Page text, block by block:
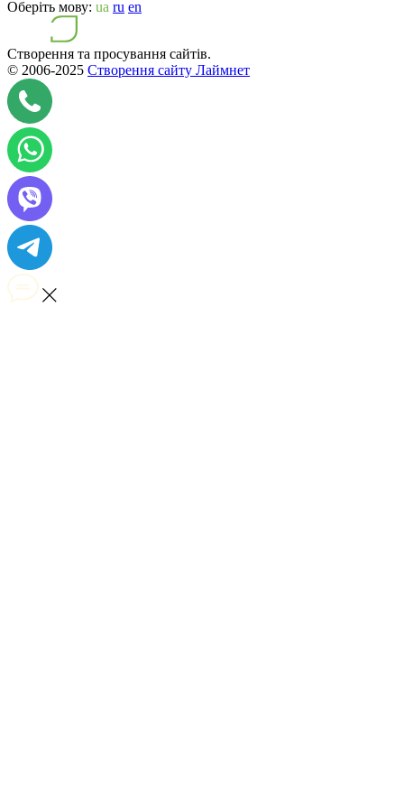
Оберіть мову: ua ru en
Створення та просування сайтів.
© 2006-2025 Створення сайту Лаймнет